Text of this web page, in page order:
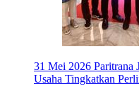
31 Mei 2026 Paritrana
Usaha Tingkatkan